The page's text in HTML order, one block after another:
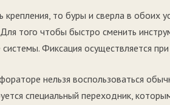
крепления, то буры и сверла в обоих
того чтобы быстро сменить
Фиксация осуществляется
нельзя воспользоваться
специальный переходник,